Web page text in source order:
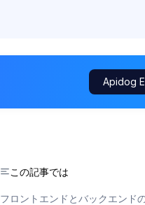
Apidog
この記事では
フロントエンドとバックエンド